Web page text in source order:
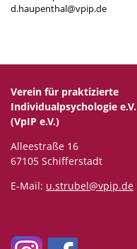
d.haupenthal@vpip.de
Verein für praktizierte
Individualpsychologie e.V.
(VpIP e.V.)
Alleestraße 16
67105 Schifferstadt
E-Mail: u.strubel@vpip.de